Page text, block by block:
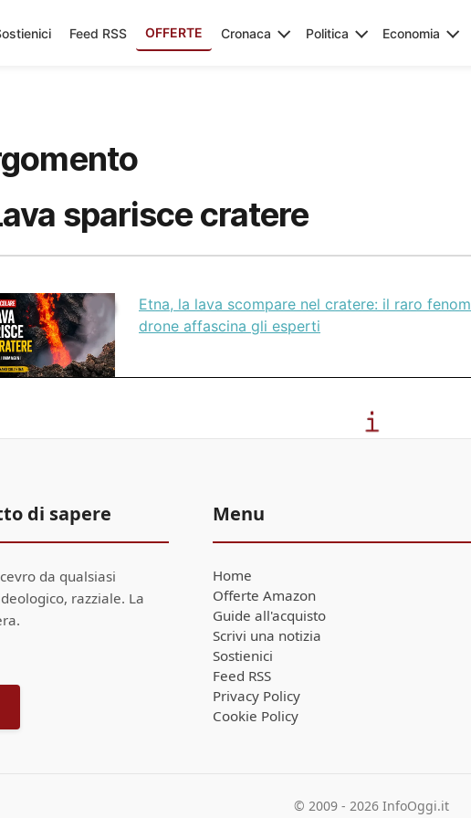
Feed RSS OFFERTE Cronaca Politica Economia
sparisce cratere
Etna, la lava scompare nel cratere: il raro
drone affascina gli esperti
di sapere
da qualsiasi
razziale. La
Menu
Home
Offerte Amazon
Guide all'acquisto
Scrivi una notizia
Sostienici
Feed RSS
Privacy Policy
Cookie Policy
© 2009 - 2026 InfoOggi.it